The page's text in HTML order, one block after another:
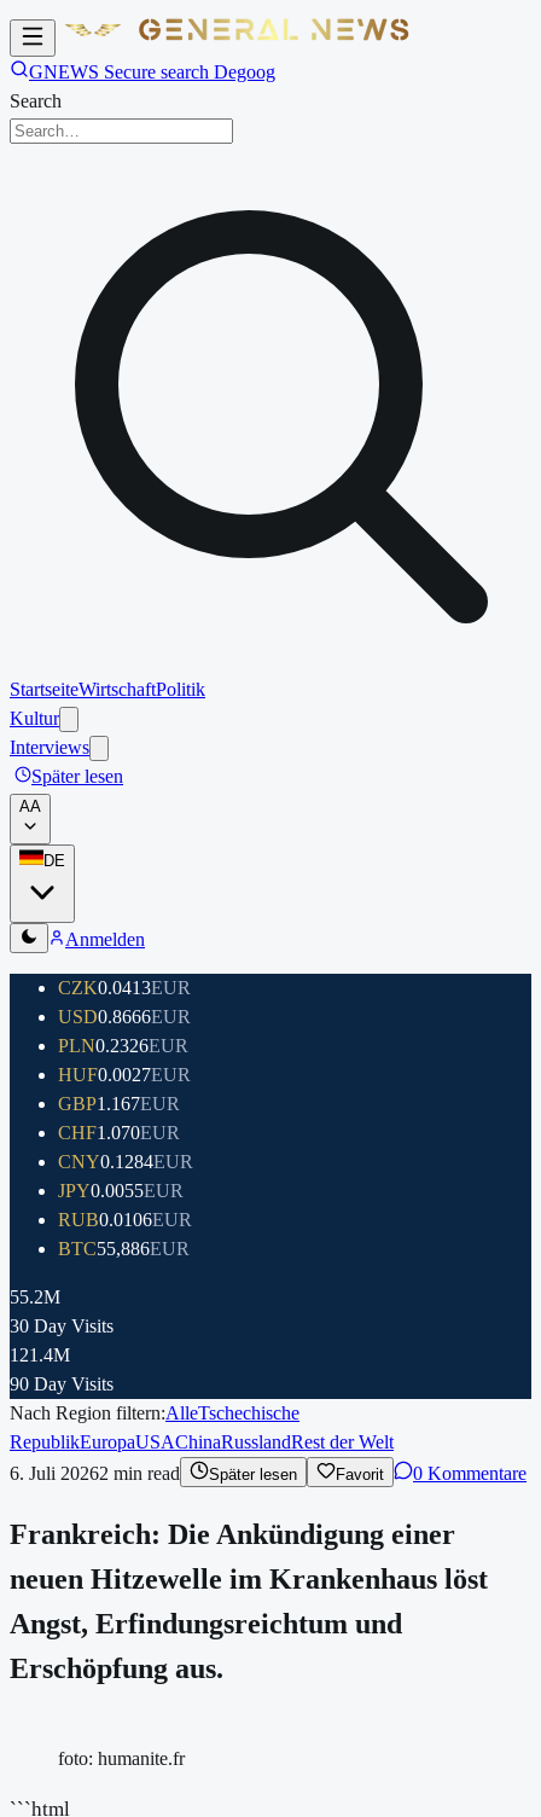
GNEWS Secure search Degoog
Search
StartseiteWirtschaftPolitik
Kultur
Interviews
Später lesen
AA
DE
Anmelden
CZK0.0413EUR
USD0.8666EUR
PLN0.2326EUR
HUF0.0027EUR
GBP1.167EUR
CHF1.070EUR
CNY0.1284EUR
JPY0.0055EUR
RUB0.0106EUR
BTC55,886EUR
55.2M
30 Day Visits
121.4M
90 Day Visits
Nach Region filtern:AlleTschechische
RepublikEuropaUSAChinaRusslandRest der Welt
6. Juli 20262 min read Später lesen Favorit 0 Kommentare
Frankreich: Die Ankündigung einer
neuen Hitzewelle im Krankenhaus löst
Angst, Erfindungsreichtum und
Erschöpfung aus.
foto: humanite.fr
```html